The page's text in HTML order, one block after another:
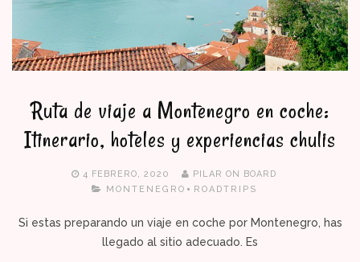
Ruta de viaje a Montenegro en coche:
Itinerario, hoteles y experiencias chulis
4 FEBRERO, 2020
PILAR ON BOARD
MONTENEGRO
ROADTRIPS
Si estas preparando un viaje en coche por Montenegro, has
llegado al sitio adecuado. Es